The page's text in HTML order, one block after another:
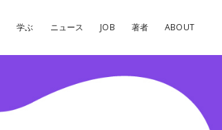
学ぶ ニュース JOB 著者 ABOUT